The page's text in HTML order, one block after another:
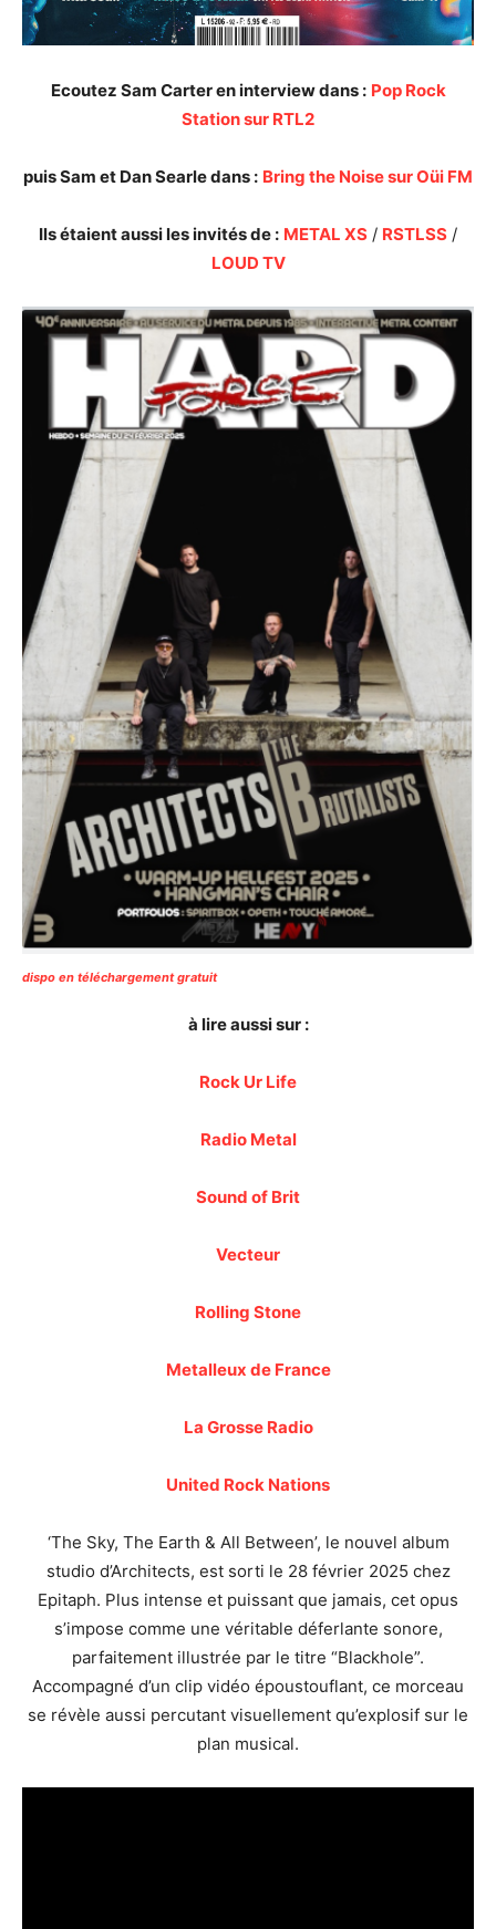
Ecoutez Sam Carter en interview dans : Pop Rock
Station sur RTL2
puis Sam et Dan Searle dans : Bring the Noise sur Oüi FM
Ils étaient aussi les invités de : METAL XS / RSTLSS /
LOUD TV
dispo en téléchargement gratuit
à lire aussi sur :
Rock Ur Life
Radio Metal
Sound of Brit
Vecteur
Rolling Stone
Metalleux de France
La Grosse Radio
United Rock Nations
‘The Sky, The Earth & All Between’, le nouvel album
studio d’Architects, est sorti le 28 février 2025 chez
Epitaph. Plus intense et puissant que jamais, cet opus
s’impose comme une véritable déferlante sonore,
parfaitement illustrée par le titre “Blackhole”.
Accompagné d’un clip vidéo époustouflant, ce morceau
se révèle aussi percutant visuellement qu’explosif sur le
plan musical.